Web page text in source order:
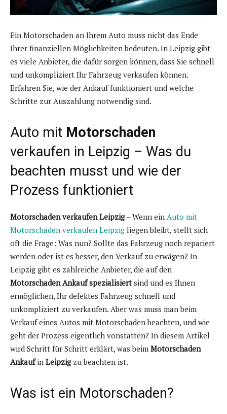
Ein Motorschaden an Ihrem Auto muss nicht das Ende
Ihrer finanziellen Möglichkeiten bedeuten. In Leipzig gibt
es viele Anbieter, die dafür sorgen können, dass Sie schnell
und unkompliziert Ihr Fahrzeug verkaufen können.
Erfahren Sie, wie der Ankauf funktioniert und welche
Schritte zur Auszahlung notwendig sind.
Auto mit Motorschaden
verkaufen in Leipzig – Was du
beachten musst und wie der
Prozess funktioniert
Motorschaden verkaufen Leipzig– Wenn ein Auto mit
Motorschaden verkaufen Leipzig liegen bleibt, stellt sich
oft die Frage: Was nun? Sollte das Fahrzeug noch repariert
werden oder ist es besser, den Verkauf zu erwägen? In
Leipzig gibt es zahlreiche Anbieter, die auf den
Motorschaden Ankauf spezialisiertsind und es Ihnen
ermöglichen, Ihr defektes Fahrzeug schnell und
unkompliziert zu verkaufen. Aber was muss man beim
Verkauf eines Autos mit Motorschaden beachten, und wie
geht der Prozess eigentlich vonstatten? In diesem Artikel
wird Schritt für Schritt erklärt, was beim Motorschaden
Ankaufin Leipzigzu beachten ist.
Was ist ein Motorschaden?